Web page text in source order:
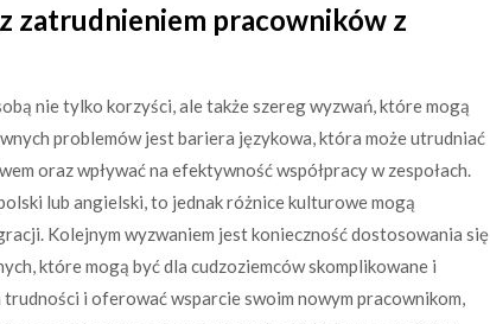
zatrudnieniem pracowników z
nie tylko korzyści, ale także szereg wyzwań, które mogą
problemów jest bariera językowa, która może utrudniać
oraz wpływać na efektywność współpracy w zespołach.
lub angielski, to jednak różnice kulturowe mogą
Kolejnym wyzwaniem jest konieczność dostosowania się
które mogą być dla cudzoziemców skomplikowane i
i oferować wsparcie swoim nowym pracownikom,